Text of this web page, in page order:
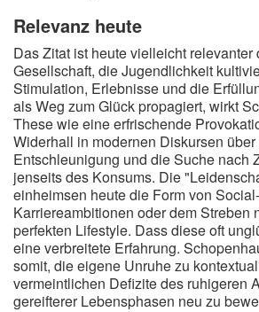
Relevanz heute
Das Zitat ist heute vielleicht relevanter
Gesellschaft, die Jugendlichkeit
Stimulation, Erlebnisse und die
als Weg zum Glück propagiert, wirkt
These wie eine erfrischende
Widerhall in modernen Diskursen
Entschleunigung und die Suche nach
jenseits des Konsums. Die
einheimsen heute die Form von
Karriereambitionen oder dem Streben
perfekten Lifestyle. Dass diese oft
eine verbreitete Erfahrung.
somit, die eigene Unruhe zu
vermeintlichen Defizite des ruhigeren
gereifterer Lebensphasen neu zu